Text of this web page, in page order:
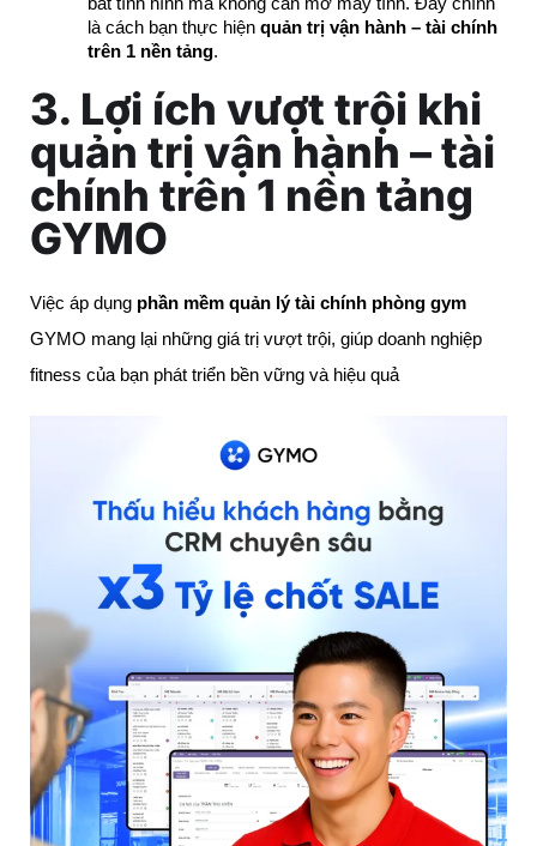
là cách bạn thực hiện quản trị vận hành – tài chính
trên 1 nền tảng.
3. Lợi ích vượt trội khi
quản trị vận hành – tài
chính trên 1 nền tảng
GYMO
Việc áp dụng phần mềm quản lý tài chính phòng gym
GYMO mang lại những giá trị vượt trội, giúp doanh nghiệp
fitness của bạn phát triển bền vững và hiệu quả